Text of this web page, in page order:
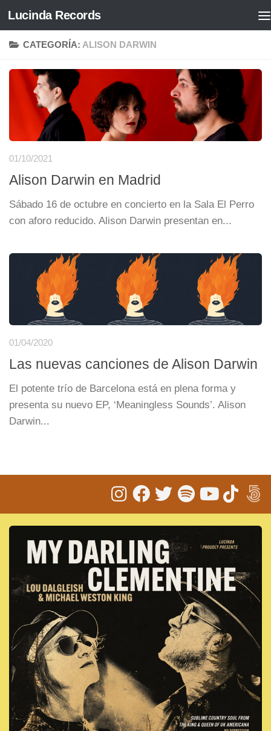
Saltar al contenido
Lucinda Records
CATEGORÍA: ALISON DARWIN
01/10/2021
Alison Darwin en Madrid
Sábado 16 de octubre en concierto en la Sala El Perro
con aforo reducido. Alison Darwin presentan en...
01/04/2020
Las nuevas canciones de Alison Darwin
El potente trío de Barcelona está en plena forma y
presenta su nuevo EP, ‘Meaningless Sounds’. Alison
Darwin...